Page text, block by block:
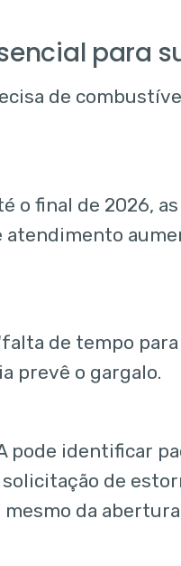
para
de
o final de 2026,
de tempo
prevê o gargalo.
pode identificar
de
da